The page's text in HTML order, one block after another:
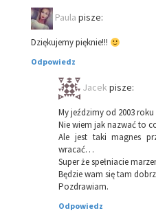
Paula pisze:
Dziękujemy pięknie!!!
Odpowiedz
Jacek pisze:
My jeździmy od 2003
Nie wiem jak nazwać to
Ale jest taki magnes
wracać…
Super że spełniacie
Będzie wam się tam
Pozdrawiam.
Odpowiedz